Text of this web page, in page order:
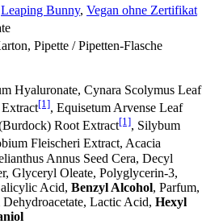
Leaping Bunny, Vegan ohne Zertifikat
Pipette / Pipetten-Flasche
Hyaluronate, Cynara Scolymus Leaf
[1], Equisetum Arvense Leaf
Root Extract[1], Silybum
Fleischeri Extract, Acacia
Annus Seed Cera, Decyl
Glyceryl Oleate, Polyglycerin-3,
Acid, Benzyl Alcohol, Parfum,
Lactic Acid, Hexyl